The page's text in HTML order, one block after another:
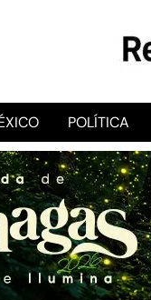
POLÍTICA